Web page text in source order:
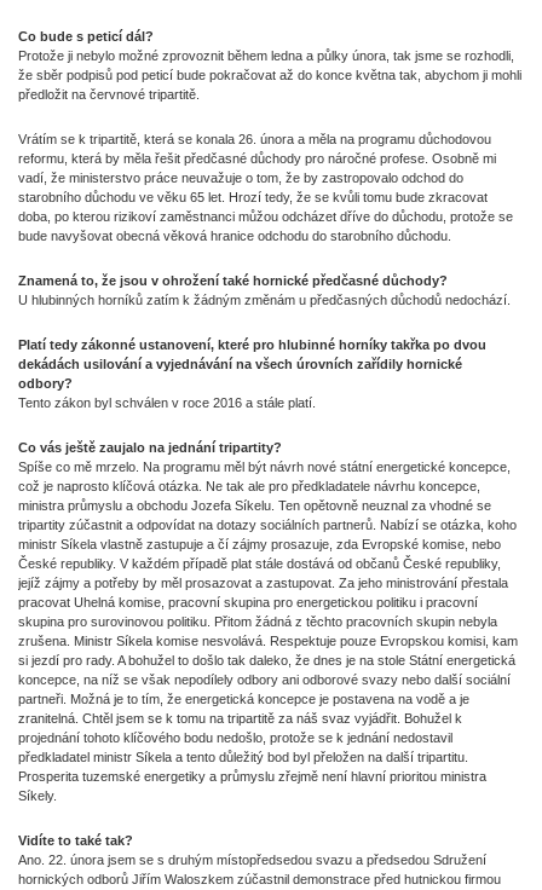
Co bude s peticí dál?
Protože ji nebylo možné zprovoznit během ledna a půlky února, tak jsme se rozhodli,
že sběr podpisů pod peticí bude pokračovat až do konce května tak, abychom ji mohli
předložit na červnové tripartitě.
Vrátím se k tripartitě, která se konala 26. února a měla na programu důchodovou
reformu, která by měla řešit předčasné důchody pro náročné profese. Osobně mi
vadí, že ministerstvo práce neuvažuje o tom, že by zastropovalo odchod do
starobního důchodu ve věku 65 let. Hrozí tedy, že se kvůli tomu bude zkracovat
doba, po kterou rizikoví zaměstnanci můžou odcházet dříve do důchodu, protože se
bude navyšovat obecná věková hranice odchodu do starobního důchodu.
Znamená to, že jsou v ohrožení také hornické předčasné důchody?
U hlubinných horníků zatím k žádným změnám u předčasných důchodů nedochází.
Platí tedy zákonné ustanovení, které pro hlubinné horníky takřka po dvou
dekádách usilování a vyjednávání na všech úrovních zařídily hornické
odbory?
Tento zákon byl schválen v roce 2016 a stále platí.
Co vás ještě zaujalo na jednání tripartity?
Spíše co mě mrzelo. Na programu měl být návrh nové státní energetické koncepce,
což je naprosto klíčová otázka. Ne tak ale pro předkladatele návrhu koncepce,
ministra průmyslu a obchodu Jozefa Síkelu. Ten opětovně neuznal za vhodné se
tripartity zúčastnit a odpovídat na dotazy sociálních partnerů. Nabízí se otázka, koho
ministr Síkela vlastně zastupuje a čí zájmy prosazuje, zda Evropské komise, nebo
České republiky. V každém případě plat stále dostává od občanů České republiky,
jejíž zájmy a potřeby by měl prosazovat a zastupovat. Za jeho ministrování přestala
pracovat Uhelná komise, pracovní skupina pro energetickou politiku i pracovní
skupina pro surovinovou politiku. Přitom žádná z těchto pracovních skupin nebyla
zrušena. Ministr Síkela komise nesvolává. Respektuje pouze Evropskou komisi, kam
si jezdí pro rady. A bohužel to došlo tak daleko, že dnes je na stole Státní energetická
koncepce, na níž se však nepodílely odbory ani odborové svazy nebo další sociální
partneři. Možná je to tím, že energetická koncepce je postavena na vodě a je
zranitelná. Chtěl jsem se k tomu na tripartitě za náš svaz vyjádřit. Bohužel k
projednání tohoto klíčového bodu nedošlo, protože se k jednání nedostavil
předkladatel ministr Síkela a tento důležitý bod byl přeložen na další tripartitu.
Prosperita tuzemské energetiky a průmyslu zřejmě není hlavní prioritou ministra
Síkely.
Vidíte to také tak?
Ano. 22. února jsem se s druhým místopředsedou svazu a předsedou Sdružení
hornických odborů Jiřím Waloszkem zúčastnil demonstrace před hutnickou firmou